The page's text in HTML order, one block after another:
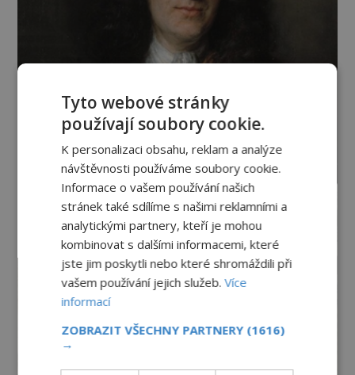
Tyto webové stránky
používají soubory cookie.
K personalizaci obsahu, reklam a analýze
návštěvnosti používáme soubory cookie.
Informace o vašem používání našich
stránek také sdílíme s našimi reklamními a
analytickými partnery, kteří je mohou
kombinovat s dalšími informacemi, které
jste jim poskytli nebo které shromáždili při
vašem používání jejich služeb.Více
informací
ZOBRAZIT VŠECHNY PARTNERY (1616)
→